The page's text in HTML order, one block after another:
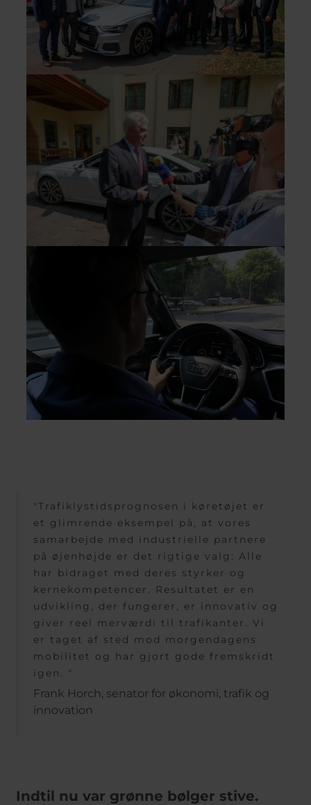
world
"Trafiklystidsprognosen i køretøjet er
et glimrende eksempel på, at vores
samarbejde med industrielle partnere
på øjenhøjde er det rigtige valg: Alle
har bidraget med deres styrker og
kernekompetencer. Resultatet er en
udvikling, der fungerer, er innovativ og
giver reel merværdi til trafikanter. Vi
er taget af sted mod morgendagens
mobilitet og har gjort gode fremskridt
igen. "
Frank Horch, senator for økonomi, trafik og
innovation
Indtil nu var grønne bølger stive.